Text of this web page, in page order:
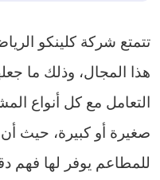
تتمتع شركة كلينكو
هذا المجال، وذلك ما
التعامل مع كل أنواع
صغيرة أو كبيرة، حيث
للمطاعم يوفر لها فهم